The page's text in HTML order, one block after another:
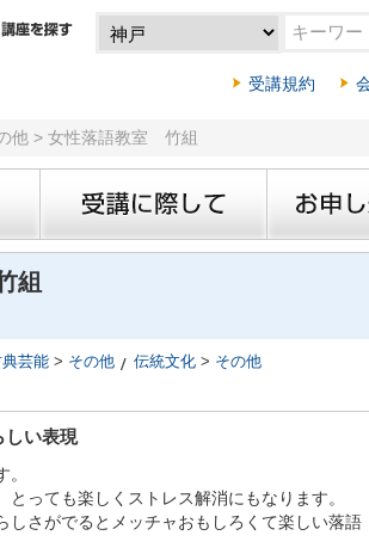
受講規約
他 > 女性落語教室 竹組
組
芸能> その他 伝統文化 > その他
しい表現
とっても楽しくストレス解消にもなります。
しさがでるとメッチャおもしろくて楽しい落語